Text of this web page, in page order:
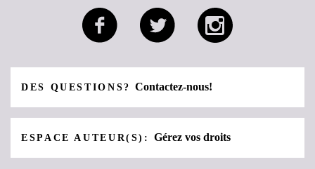
DES QUESTIONS?Contactez-nous!
ESPACE AUTEUR(S):Gérez vos droits